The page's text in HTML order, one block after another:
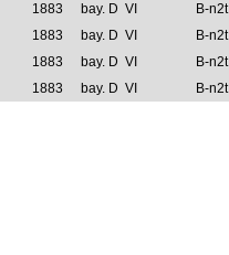
1883 bay. D VI B-n2t
1883 bay. D VI B-n2t
1883 bay. D VI B-n2t
1883 bay. D VI B-n2t